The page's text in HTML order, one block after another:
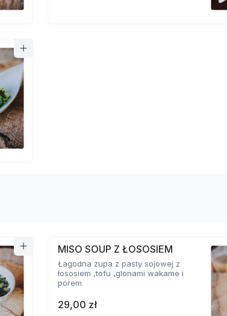
MISO SOUP Z ŁOSOSIEM
Łagodna zupa z pasty sojowej z
łososiem ,tofu ,glonami wakame i
porem
29,00 zł